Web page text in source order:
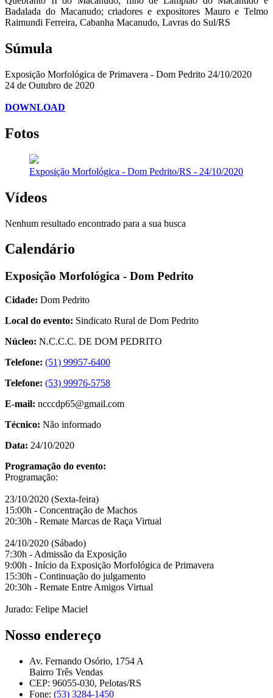
Badalada do Macanudo; criadores e expositores Mauro e Telmo
Raimundi Ferreira, Cabanha Macanudo, Lavras do Sul/RS
Súmula
Exposição Morfológica de Primavera - Dom Pedrito 24/10/2020
24 de Outubro de 2020
DOWNLOAD
Fotos
Exposição Morfológica - Dom Pedrito/RS - 24/10/2020
Vídeos
Nenhum resultado encontrado para a sua busca
Calendário
Exposição Morfológica - Dom Pedrito
Cidade: Dom Pedrito
Local do evento: Sindicato Rural de Dom Pedrito
Núcleo: N.C.C.C. DE DOM PEDRITO
Telefone: (51) 99957-6400
Telefone: (53) 99976-5758
E-mail: ncccdp65@gmail.com
Técnico: Não informado
Data: 24/10/2020
Programação do evento:
Programação:
23/10/2020 (Sexta-feira)
15:00h - Concentração de Machos
20:30h - Remate Marcas de Raça Virtual
24/10/2020 (Sábado)
7:30h - Admissão da Exposição
9:00h - Início da Exposição Morfológica de Primavera
15:30h - Continuação do julgamento
20:30h - Remate Entre Amigos Virtual
Jurado: Felipe Maciel
Nosso endereço
Av. Fernando Osório, 1754 A
Bairro Três Vendas
CEP: 96055-030, Pelotas/RS
Fone: (53) 3284-1450